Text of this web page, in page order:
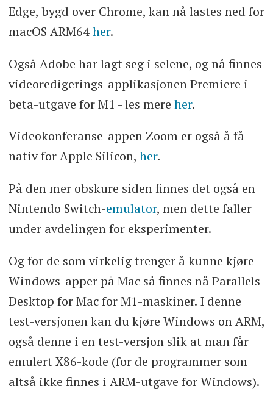
Edge, bygd over Chrome, kan nå lastes ned for
macOS ARM64her.
Også Adobe har lagt seg i selene, og nå finnes
videoredigerings-applikasjonen Premiere i
beta-utgave for M1 - les mere her.
Videokonferanse-appen Zoom er også å få
nativ for Apple Silicon, her.
På den mer obskure siden finnes det også en
Nintendo Switch-emulator, men dette faller
under avdelingen for eksperimenter.
Og for de som virkelig trenger å kunne kjøre
Windows-apper på Mac så finnes nå Parallels
Desktop for Mac for M1-maskiner. I denne
test-versjonen kan du kjøre Windows on ARM,
også denne i en test-versjon slik at man får
emulert X86-kode (for de programmer som
altså ikke finnes i ARM-utgave for Windows).